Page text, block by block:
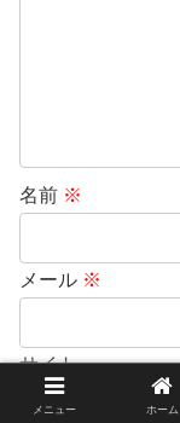
名前 ※
メール ※
サイト
メニュー ホーム